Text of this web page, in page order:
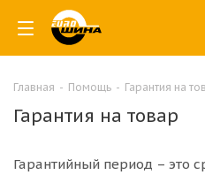
Главная - Помощь - Гарантия на
Гарантия на товар
Гарантийный период – это